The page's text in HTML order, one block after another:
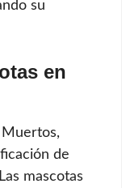
su
en
de
mascotas